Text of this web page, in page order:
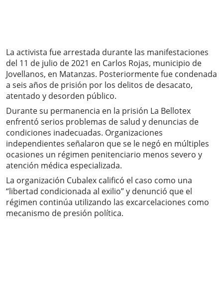
La activista fue arrestada durante las manifestaciones
del 11 de julio de 2021 en Carlos Rojas, municipio de
Jovellanos, en Matanzas. Posteriormente fue condenada
a seis años de prisión por los delitos de desacato,
atentado y desorden público.
Durante su permanencia en la prisión La Bellotex
enfrentó serios problemas de salud y denuncias de
condiciones inadecuadas. Organizaciones
independientes señalaron que se le negó en múltiples
ocasiones un régimen penitenciario menos severo y
atención médica especializada.
La organización Cubalex calificó el caso como una
“libertad condicionada al exilio” y denunció que el
régimen continúa utilizando las excarcelaciones como
mecanismo de presión política.